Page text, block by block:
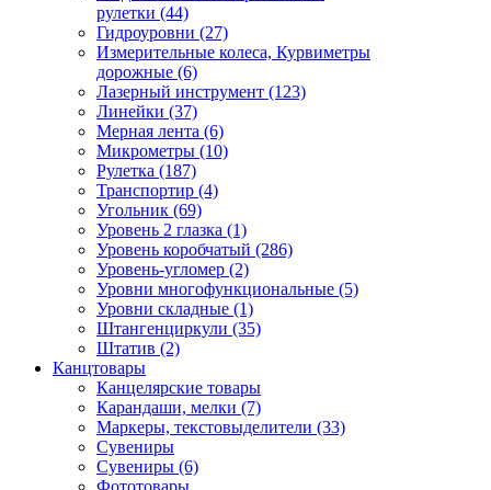
рулетки (44)
Гидроуровни (27)
Измерительные колеса, Курвиметры
дорожные (6)
Лазерный инструмент (123)
Линейки (37)
Мерная лента (6)
Микрометры (10)
Рулетка (187)
Транспортир (4)
Угольник (69)
Уровень 2 глазка (1)
Уровень коробчатый (286)
Уровень-угломер (2)
Уровни многофункциональные (5)
Уровни складные (1)
Штангенциркули (35)
Штатив (2)
Канцтовары
Канцелярские товары
Карандаши, мелки (7)
Маркеры, текстовыделители (33)
Сувениры
Сувениры (6)
Фототовары